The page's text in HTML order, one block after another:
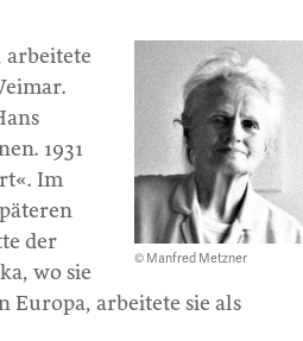
© Manfred Metzner
arbeitete
1931
Im
der
wo sie
Europa, arbeitete sie als